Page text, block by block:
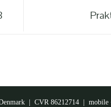
| CVR 86212714 | mobile